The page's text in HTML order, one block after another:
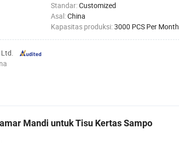
Standar:Customized
Asal:China
Kapasitas produksi:3000 PCS Per Month
Mandi untuk Tisu Kertas Sampo